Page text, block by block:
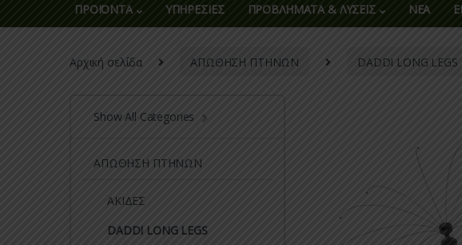
ΠΡΟΪΟΝΤΑ ΥΠΗΡΕΣΙΕΣ ΠΡΟΒΛΗΜΑΤΑ & ΛΥΣΕΙΣ ΝΕΑ
Αρχική σελίδα ΑΠΩΘΗΣΗ ΠΤΗΝΩΝ DADDI LONG LEGS
Show All Categories
ΑΠΩΘΗΣΗ ΠΤΗΝΩΝ
ΑΚΙΔΕΣ
DADDI LONG LEGS